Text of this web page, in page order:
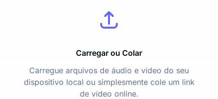
Carregar ou Colar
Carregue arquivos de áudio e vídeo do seu
dispositivo local ou simplesmente cole um link
de vídeo online.